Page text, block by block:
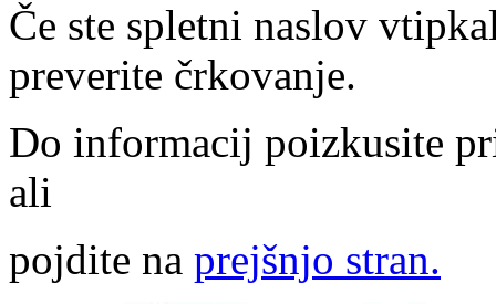
Če ste spletni naslov
preverite črkovanje.
Do informacij poizkusite
ali
pojdite na prejšnjo stran.